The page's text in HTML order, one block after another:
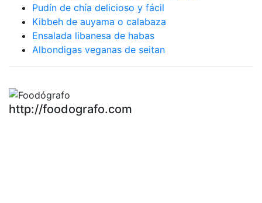
Pudín de chía delicioso y fácil
Kibbeh de auyama o calabaza
Ensalada libanesa de habas
Albondigas veganas de seitan
http://foodografo.com